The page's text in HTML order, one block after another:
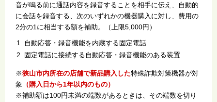
音が鳴る前に通話内容を録音することを相手に伝え、自動的
に会話を録音する、次のいずれかの機器購入に対し、費用の
2分の1に相当する額を補助。（上限5,000円）
自動応答・録音機能を内蔵する固定電話
固定電話に接続する自動応答・録音機能のある装置
※狭山市内所在の店舗で新品購入した特殊詐欺対策機器が対
象 （購入日から1年以内のもの）
※補助額は100円未満の端数があるときは、その端数を切り